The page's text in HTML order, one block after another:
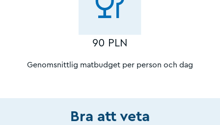
90 PLN
Genomsnittlig matbudget per person och dag
Bra att veta